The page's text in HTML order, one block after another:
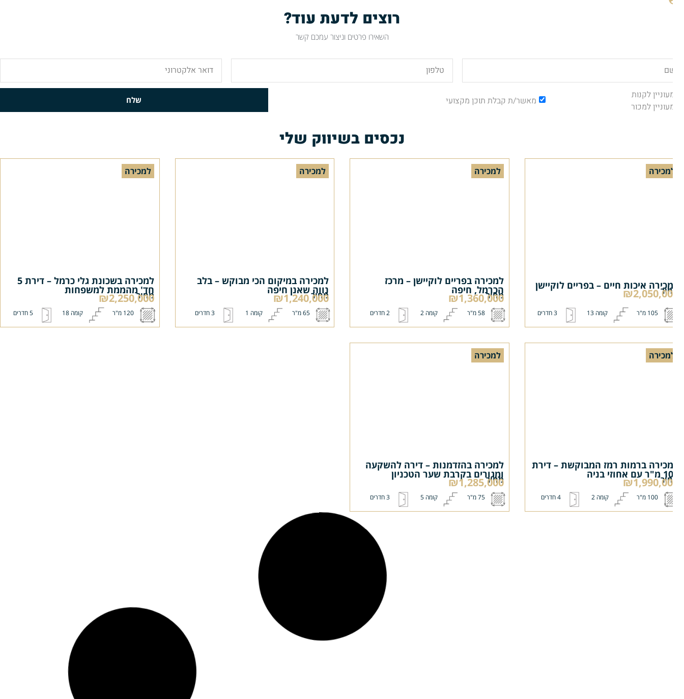
רוצים לדעת עוד?
השאירו פרטים וניצור עמכם קשר
לקנות
למכור
מאשר/ת קבלת תוכן מקצועי שלח
נכסים בשיווק שלי
איכות חיים – בפריים לוקיישן
105 מ"ר קומה 13
למכירה
למכירה בפריים לוקיישן – מרכז
הכרמל, חיפה
מחיר
₪1,360,000
58 מ"ר קומה 2
למכירה
למכירה במיקום הכי מבוקש – בלב
נווה שאנן חיפה
מחיר
₪1,240,000
65 מ"ר קומה 1
למכירה
למכירה בשכונת גלי כרמל – דירת 5
חד' מהממת למשפחות
מחיר
₪2,250,000
120 מ"ר קומה 18
ברמות רמז המבוקשת – דירת
100 מ"ר קומה 2
למכירה
למכירה בהזדמנות – דירה להשקעה
ומגורים בקרבת שער הטכניון
מחיר
₪1,285,000
75 מ"ר קומה 5